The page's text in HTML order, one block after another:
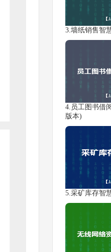
3.墙纸销售智
4.员工图书借
版本)
5.采矿库存智